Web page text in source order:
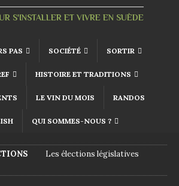
S'INSTALLER ET VIVRE EN SUÈDE
PAS SOCIÉTÉ SORTIR
HISTOIRE ET TRADITIONS
LE VIN DU MOIS RANDOS
QUI SOMMES-NOUS ?
Les élections législatives